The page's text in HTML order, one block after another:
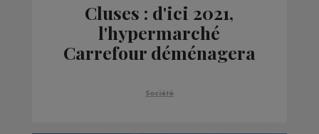
Cluses : d'ici 2021,
l'hypermarché
Carrefour déménagera
Société